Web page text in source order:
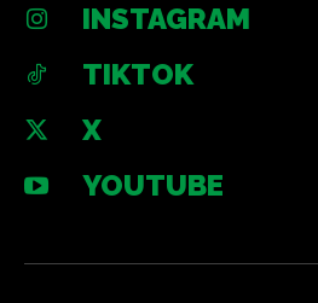
INSTAGRAM
TIKTOK
X
YOUTUBE